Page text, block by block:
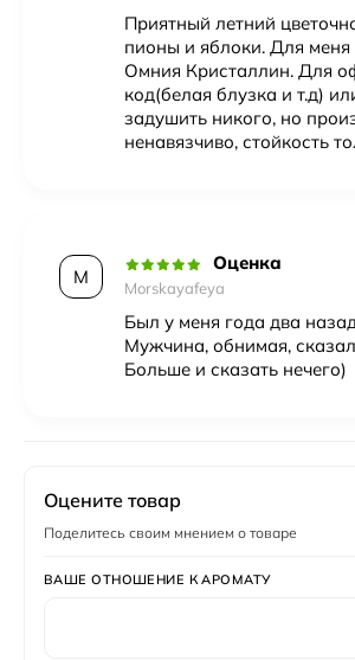
Приятный летний
пионы и яблоки. Для
Омния Кристаллин. Для
код(белая блузка и т.д)
задушить никого, но
ненавязчиво, стойкость
M
Оценка
Morskayafeya
Был у меня года два
Мужчина, обнимая,
Больше и сказать нечего)
Оцените товар
Поделитесь своим мнением о товаре
ВАШЕ ОТНОШЕНИЕ К АРОМАТУ